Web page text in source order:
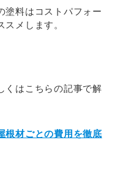
塗料はコストパフォー
メします。
くはこちらの記事で解
根材ごとの費用を徹底